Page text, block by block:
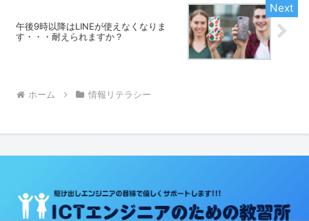
午後9時以降はLINEが使えなくなりま
す・・・耐えられますか？
ホーム 情報リテラシー